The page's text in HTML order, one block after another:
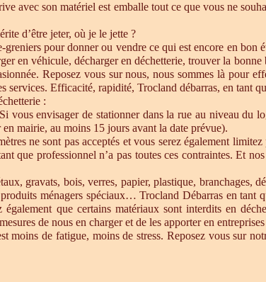
avec son matériel est emballe tout ce que vous ne
d’être jeter, où je le jette ?
pour donner ou vendre ce qui est encore en bon
en véhicule, décharger en déchetterie, trouver la
Reposez vous sur nous, nous sommes là pour
services. Efficacité, rapidité, Trocland débarras, en tant
:
envisager de stationner dans la rue au niveau du
mairie, au moins 15 jours avant la date prévue).
ne sont pas acceptés et vous serez également
que professionnel n’a pas toutes ces contraintes. Et
gravats, bois, verres, papier, plastique, branchages,
ménagers spéciaux… Trocland Débarras en tant
que certains matériaux sont interdits en
de nous en charger et de les apporter en
moins de fatigue, moins de stress. Reposez vous sur